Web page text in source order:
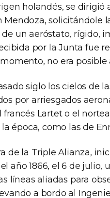
holandés, se dirigió
Mendoza, solicitándole
un aeróstato, rígido,
por la Junta fue
no era posible
siglo los cielos de
por arriesgados
francés Lartet o el
la época, como las de
de la Triple Alianza,
año 1866, el 6 de julio,
líneas aliadas para
a bordo al